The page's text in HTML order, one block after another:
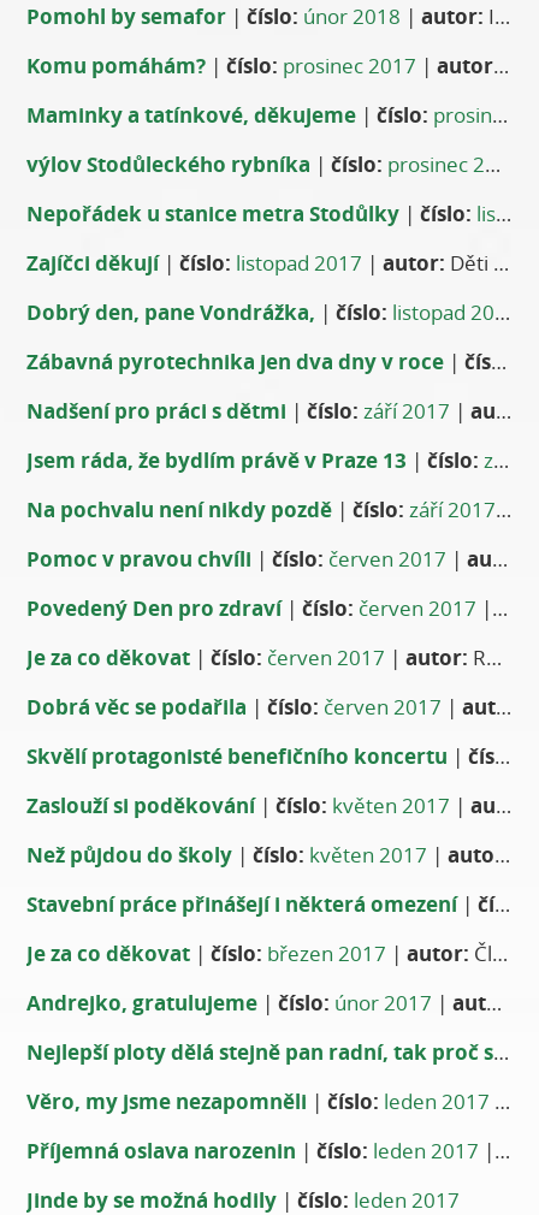
Pomohl by semafor |číslo: únor 2018 |autor: Iva Kubištová
Komu pomáhám? |číslo: prosinec 2017 |autor:
Maminky a tatínkové, děkujeme |číslo: prosinec 2017
výlov Stodůleckého rybníka |číslo: prosinec 2017
Nepořádek u stanice metra Stodůlky |číslo: listopad 2017
Zajíčci děkují|číslo: listopad 2017 |autor: Děti a rodiče ze třídy Zajíčci
Dobrý den, pane Vondrážka, |číslo: listopad 2017
Zábavná pyrotechnika jen dva dny v roce |číslo:
Nadšení pro práci s dětmi |číslo: září 2017 |autor:
Jsem ráda, že bydlím právě v Praze 13 |číslo: září 2017
Na pochvalu není nikdy pozdě |číslo: září 2017|
Pomoc v pravou chvíli |číslo: červen 2017 |autor:
Povedený Den pro zdraví|číslo: červen 2017 |
Je za co děkovat |číslo: červen 2017 |autor: Rodiče z let minulých i současných
Dobrá věc se podařila |číslo: červen 2017 |autor:
Skvělí protagonisté benefičního koncertu |číslo:
Zaslouží si poděkování|číslo: květen 2017 |autor:
Než půjdou do školy |číslo: květen 2017 |autor:
Stavební práce přinášejí i některá omezení|číslo:
Je za co děkovat |číslo: březen 2017 |autor: Členové Klubu seniorů I
Andrejko, gratulujeme |číslo: únor 2017 |autor:
Nejlepší ploty dělá stejně pan radní, tak proč s ním zveřejňovat smlouvy?
Věro, my jsme nezapomněli |číslo: leden 2017
Příjemná oslava narozenin |číslo: leden 2017 |
Jinde by se možná hodily |číslo: leden 2017